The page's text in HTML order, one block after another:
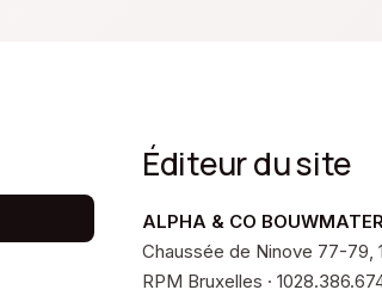
Éditeur du site
ALPHA & CO
Chaussée de Ninove 77-79,
RPM Bruxelles ·